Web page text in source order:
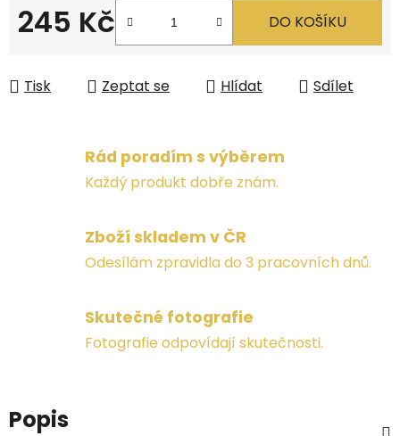
245 Kč DO KOŠÍKU
Tisk Zeptat se Hlídat Sdílet
Rád poradím s výběrem
Každý produkt dobře znám.
Zboží skladem v ČR
Odesílám zpravidla do 3 pracovních dnů.
Skutečné fotografie
Fotografie odpovídají skutečnosti.
Popis